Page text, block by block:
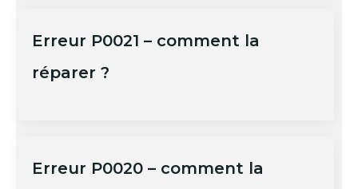
Erreur P0021 – comment la
réparer ?
Erreur P0020 – comment la